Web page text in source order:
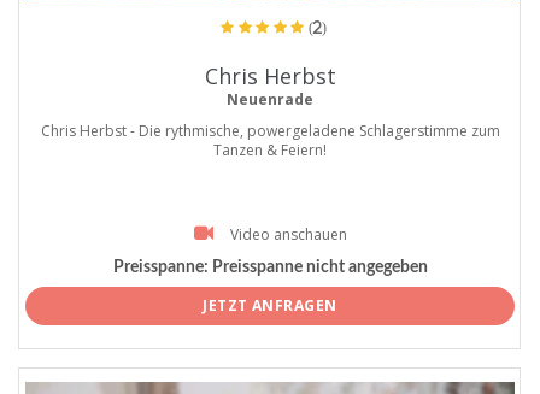
(2)
Chris Herbst
Neuenrade
Chris Herbst - Die rythmische, powergeladene Schlagerstimme zum
Tanzen & Feiern!
Video anschauen
Preisspanne: Preisspanne nicht angegeben
JETZT ANFRAGEN